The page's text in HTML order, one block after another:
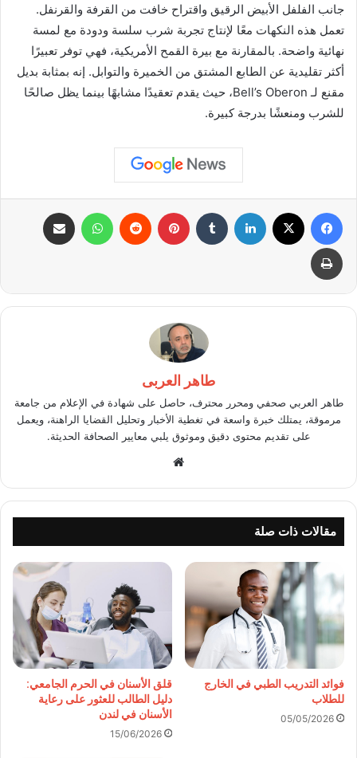
جانب الفلفل الأبيض الرقيق واقتراح خافت من القرفة والقرنفل.
تعمل هذه النكهات معًا لإنتاج تجربة شرب سلسة ودودة مع لمسة
نهائية واضحة. بالمقارنة مع بيرة القمح الأمريكية، فهي توفر تعبيرًا
أكثر تقليدية عن الطابع المشتق من الخميرة والتوابل. إنه بمثابة بديل
مقنع لـ Bell’s Oberon، حيث يقدم تعقيدًا مشابهًا بينما يظل صالحًا
للشرب ومنعشًا بدرجة كبيرة.
فيسبوك لينكدإن بينتيريست واتساب
طباعة
طاهر العربى
طاهر العربي صحفي ومحرر محترف، حاصل على شهادة في الإعلام من جامعة
مرموقة، يمتلك خبرة واسعة في تغطية الأخبار وتحليل القضايا الراهنة، ويعمل
على تقديم محتوى دقيق وموثوق يلبي معايير الصحافة الحديثة.
مقالات ذات صلة
فوائد التدريب الطبي في الخارج
للطلاب
05/05/2026
قلق الأسنان في الحرم الجامعي:
دليل الطالب للعثور على رعاية
الأسنان في لندن
15/06/2026